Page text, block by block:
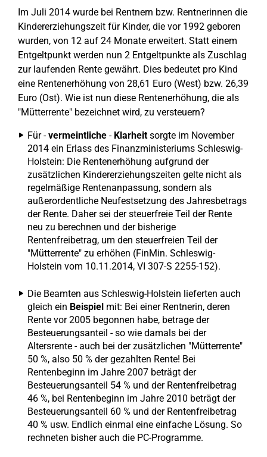
Im Juli 2014 wurde bei Rentnern bzw. Rentnerinnen die
Kindererziehungszeit für Kinder, die vor 1992 geboren
wurden, von 12 auf 24 Monate erweitert. Statt einem
Entgeltpunkt werden nun 2 Entgeltpunkte als Zuschlag
zur laufenden Rente gewährt. Dies bedeutet pro Kind
eine Rentenerhöhung von 28,61 Euro (West) bzw. 26,39
Euro (Ost). Wie ist nun diese Rentenerhöhung, die als
"Mütterrente" bezeichnet wird, zu versteuern?
Für -vermeintliche - Klarheitsorgte im November
2014 ein Erlass des Finanzministeriums Schleswig-
Holstein: Die Rentenerhöhung aufgrund der
zusätzlichen Kindererziehungszeiten gelte nicht als
regelmäßige Rentenanpassung, sondern als
außerordentliche Neufestsetzung des Jahresbetrags
der Rente. Daher sei der steuerfreie Teil der Rente
neu zu berechnen und der bisherige
Rentenfreibetrag, um den steuerfreien Teil der
"Mütterrente" zu erhöhen (FinMin. Schleswig-
Holstein vom 10.11.2014, VI 307-S 2255-152).
Die Beamten aus Schleswig-Holstein lieferten auch
gleich ein Beispiel mit: Bei einer Rentnerin, deren
Rente vor 2005 begonnen habe, betrage der
Besteuerungsanteil - so wie damals bei der
Altersrente - auch bei der zusätzlichen "Mütterrente"
50 %, also 50 % der gezahlten Rente! Bei
Rentenbeginn im Jahre 2007 beträgt der
Besteuerungsanteil 54 % und der Rentenfreibetrag
46 %, bei Rentenbeginn im Jahre 2010 beträgt der
Besteuerungsanteil 60 % und der Rentenfreibetrag
40 % usw. Endlich einmal eine einfache Lösung. So
rechneten bisher auch die PC-Programme.